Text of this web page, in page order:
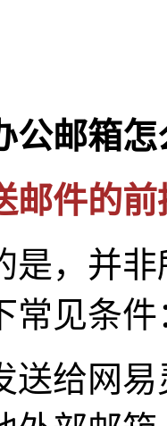
邮箱怎
件的前
，并非
常见条件
给网易